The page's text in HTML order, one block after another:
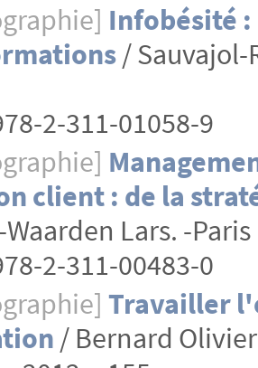
Infobésité
/ Sauvajol-
2-311-01058-9
client : de la
Waarden Lars. -
2-311-00483-0
Travailler
/ Bernard